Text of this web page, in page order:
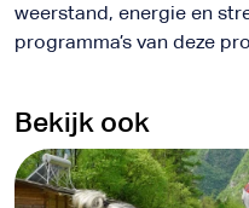
weerstand, energie en
programma’s van deze
Bekijk ook